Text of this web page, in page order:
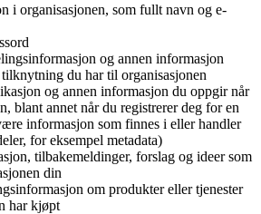
i organisasjonen, som fullt navn og e-
og annen informasjon
du har til organisasjonen
og annen informasjon du oppgir når
blant annet når du registrerer deg for en
informasjon som finnes i eller handler
for eksempel metadata)
tilbakemeldinger, forslag og ideer som
din
om produkter eller tjenester
har kjøpt